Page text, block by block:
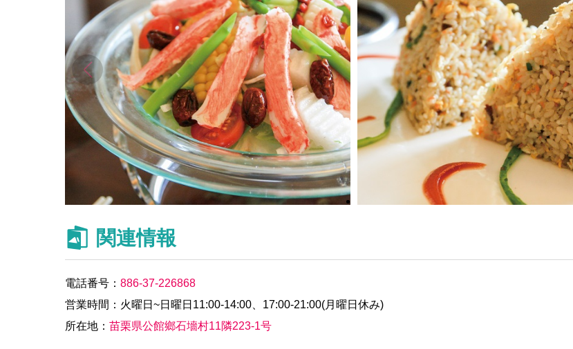
関連情報
電話番号：886-37-226868
営業時間：火曜日~日曜日11:00-14:00、17:00-21:00(月曜日休み)
所在地：苗栗県公館鄉石墻村11隣223-1号